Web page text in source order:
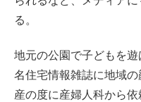
る。
地元の公園で子どもを
名住宅情報雑誌に地域
産の度に産婦人科から